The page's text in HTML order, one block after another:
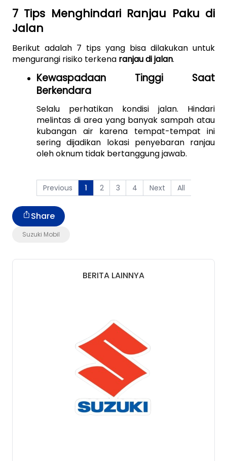
7 Tips Menghindari Ranjau Paku di
Jalan
Berikut adalah 7 tips yang bisa dilakukan untuk
mengurangi risiko terkena ranjau di jalan.
Kewaspadaan Tinggi Saat
Berkendara
Selalu perhatikan kondisi jalan. Hindari
melintas di area yang banyak sampah atau
kubangan air karena tempat-tempat ini
sering dijadikan lokasi penyebaran ranjau
oleh oknum tidak bertanggung jawab.
Previous 1 2 3 4 Next All
Suzuki Mobil
Share
BERITA LAINNYA